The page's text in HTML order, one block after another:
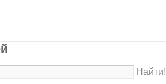
Найти!